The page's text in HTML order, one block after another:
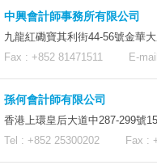
中興會計師事務所有限公司
九龍紅磡寶其利街44-56號金華
Fax : +852 81471511 E-
孫何會計師有限公司
香港上環皇后大道中287-299號
Tel : +852 25300202 Fax :